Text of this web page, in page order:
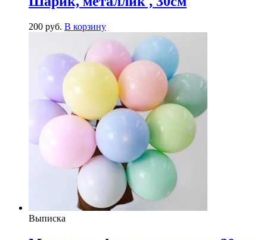
200 руб. В корзину
Выписка